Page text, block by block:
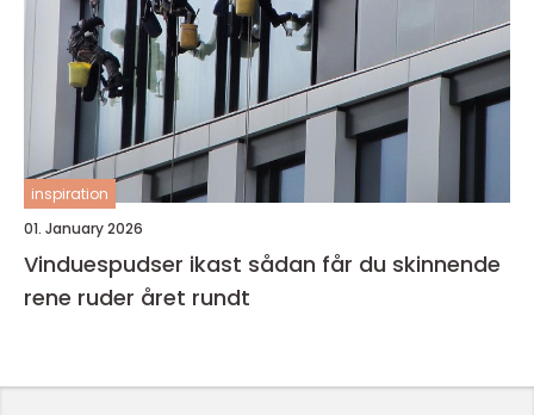
inspiration
01. January 2026
Vinduespudser ikast sådan får du skinnende
rene ruder året rundt